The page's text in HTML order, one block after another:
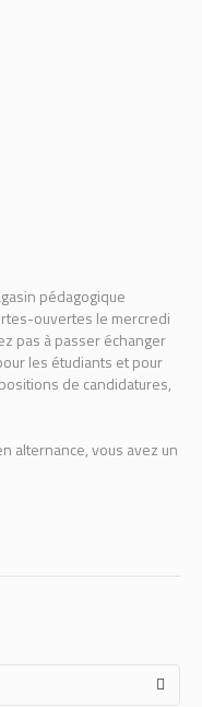
pédagogique
ouvertes le mercredi
pas à passer échanger
les étudiants et pour
de candidatures,
alternance, vous avez un